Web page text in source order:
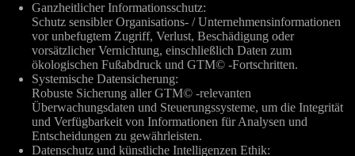
Ganzheitlicher Informationsschutz:
Schutz sensibler Organisations- / Unternehmensinformationen
vor unbefugtem Zugriff, Verlust, Beschädigung oder
vorsätzlicher Vernichtung, einschließlich Daten zum
ökologischen Fußabdruck und GTM© -Fortschritten.
Systemische Datensicherung:
Robuste Sicherung aller GTM© -relevanten
Überwachungsdaten und Steuerungssysteme, um die Integrität
und Verfügbarkeit von Informationen für Analysen und
Entscheidungen zu gewährleisten.
Datenschutz und künstliche Intelligenzen Ethik: